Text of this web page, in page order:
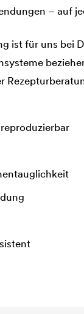
– auf
ist für uns bei